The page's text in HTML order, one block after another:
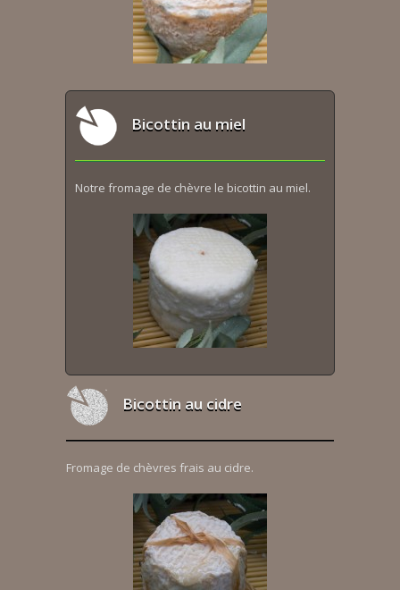
Bicottin au miel
Notre fromage de chèvre le bicottin au miel.
Bicottin au cidre
Fromage de chèvres frais au cidre.